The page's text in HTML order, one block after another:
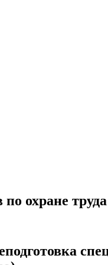
охране труда